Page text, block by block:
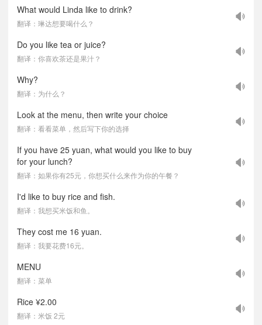
What would Linda like to drink?
翻译：琳达想要喝什么？
Do you like tea or juice?
翻译：你喜欢茶还是果汁？
Why?
翻译：为什么？
Look at the menu, then write your choice
翻译：看看菜单，然后写下你的选择
If you have 25 yuan, what would you like to buy
for your lunch?
翻译：如果你有25元，你想买什么来作为你的午餐？
I'd like to buy rice and fish.
翻译：我想买米饭和鱼。
They cost me 16 yuan.
翻译：我要花费16元。
MENU
翻译：菜单
Rice ¥2.00
翻译：米饭 2元